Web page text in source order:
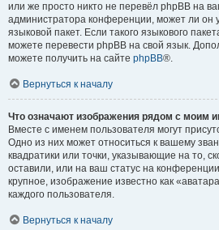
или же просто никто не перевёл phpBB на
администратора конференции, может ли он
языковой пакет. Если такого языкового
можете перевести phpBB на свой язык.
можете получить на сайте phpBB®.
Вернуться к началу
Что означают изображения рядом с моим
Вместе с именем пользователя могут
Одно из них может относиться к вашему
квадратики или точки, указывающие на то,
оставили, или на ваш статус на
крупное, изображение известно как
каждого пользователя.
Вернуться к началу